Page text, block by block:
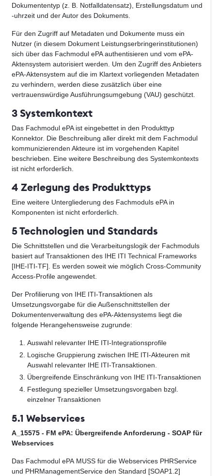
Dokumententyp (z. B. Notfalldatensatz), Erstellungsdatum und
-uhrzeit und der Autor des Dokuments.
Für den Zugriff auf Metadaten und Dokumente muss ein
Nutzer (in diesem Dokument Leistungserbringerinstitutionen)
sich über das Fachmodul ePA authentisieren und vom ePA-
Aktensystem autorisiert werden. Um den Zugriff des Anbieters
ePA-Aktensystem auf die im Klartext vorliegenden Metadaten
zu verhindern, werden diese zusätzlich über eine
vertrauenswürdige Ausführungsumgebung (VAU) geschützt.
3 Systemkontext
Das Fachmodul ePA ist eingebettet in den Produkttyp
Konnektor. Die Beschreibung aller direkt mit dem Fachmodul
kommunizierenden Akteure ist im vorgehenden Kapitel
beschrieben. Eine weitere Beschreibung des Systemkontexts
ist nicht erforderlich.
4 Zerlegung des Produkttyps
Eine weitere Untergliederung des Fachmoduls ePA in
Komponenten ist nicht erforderlich.
5 Technologien und Standards
Die Schnittstellen und die Verarbeitungslogik der Fachmoduls
basiert auf Transaktionen des IHE ITI Technical Frameworks
[IHE-ITI-TF]. Es werden soweit wie möglich Cross-Community
Access-Profile angewendet.
Der Profilierung von IHE ITI-Transaktionen als
Umsetzungsvorgabe für die Außenschnittstellen der
Dokumentenverwaltung des ePA-Aktensystems liegt die
folgende Herangehensweise zugrunde:
Auswahl relevanter IHE ITI-Integrationsprofile
Logische Gruppierung zwischen IHE ITI-Akteuren mit
Auswahl relevanter IHE ITI-Transaktionen.
Übergreifende Einschränkung von IHE ITI-Transaktionen
Festlegung spezieller Umsetzungsvorgaben bzgl.
einzelner Transaktionen
5.1 Webservices
A_15575 - FM ePA: Übergreifende Anforderung - SOAP für
Webservices
Das Fachmodul ePA MUSS für die Webservices PHRService
und PHRManagementService den Standard [SOAP1.2]